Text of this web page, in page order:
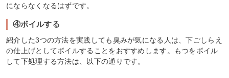
にならなくなるはずです。
④ボイルする
紹介した3つの方法を実践しても臭みが気になる人は、下ごしらえ
の仕上げとしてボイルすることをおすすめします。もつをボイル
して下処理する方法は、以下の通りです。